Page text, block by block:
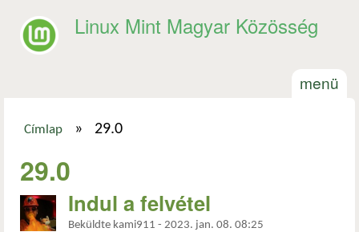
Linux Mint Magyar Közösség
menü
Címlap » 29.0
29.0
Indul a felvétel
Beküldte kami911 - 2023. jan. 08. 08:25